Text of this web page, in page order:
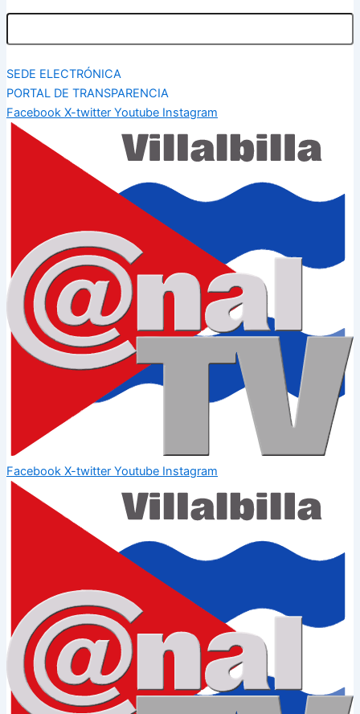
SEDE ELECTRÓNICA
PORTAL DE TRANSPARENCIA
Facebook X-twitter Youtube Instagram
Facebook X-twitter Youtube Instagram